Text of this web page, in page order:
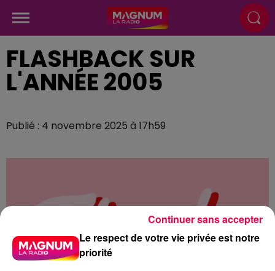
FLASHBACK SUR
L'ANNÉE 2005
Publié : 4 novembre 2025 à 17h59
Le respect de votre vie privée est notre
priorité
Continuer sans accepter